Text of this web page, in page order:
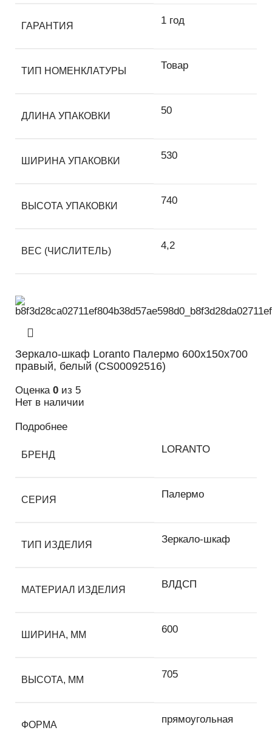
ГАРАНТИЯ 1 год
ТИП НОМЕНКЛАТУРЫ Товар
ДЛИНА УПАКОВКИ 50
ШИРИНА УПАКОВКИ 530
ВЫСОТА УПАКОВКИ 740
ВЕС (ЧИСЛИТЕЛЬ) 4,2
Зеркало-шкаф Loranto Палермо 600х150х700
правый, белый (CS00092516)
Оценка 0 из 5
Нет в наличии
Подробнее
БРЕНД LORANTO
СЕРИЯ Палермо
ТИП ИЗДЕЛИЯ Зеркало-шкаф
МАТЕРИАЛ ИЗДЕЛИЯ ВЛДСП
ШИРИНА, ММ 600
ВЫСОТА, ММ 705
ФОРМА прямоугольная